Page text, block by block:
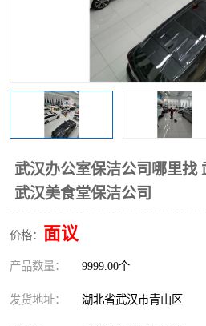
武汉办公室保洁公司哪里找
武汉美食堂保洁公司
价格： 面议
产品数量： 9999.00个
发货地址： 湖北省武汉市青山区